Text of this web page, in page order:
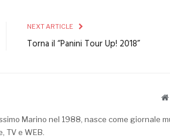
NEXT ARTICLE
Torna il “Panini Tour Up! 2018”
Marino nel 1988, nasce come giornale
TV e WEB.